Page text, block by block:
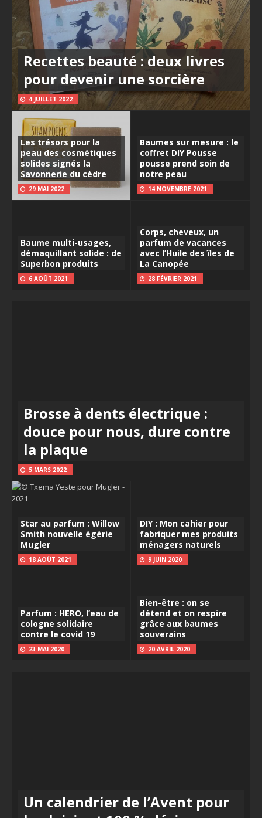
Recettes beauté : deux livres
pour devenir une sorcière
4 JUILLET 2022
Les trésors pour la
peau des cosmétiques
solides signés la
Savonnerie du cèdre
29 MAI 2022
Baumes sur mesure : le
coffret DIY Pousse
pousse prend soin de
notre peau
14 NOVEMBRE 2021
Baume multi-usages,
démaquillant solide : de
Superbon produits
6 AOÛT 2021
Corps, cheveux, un
parfum de vacances
avec l’Huile des îles de
La Canopée
28 FÉVRIER 2021
Brosse à dents électrique :
douce pour nous, dure contre
la plaque
5 MARS 2022
Star au parfum : Willow
Smith nouvelle égérie
Mugler
18 AOÛT 2021
DIY : Mon cahier pour
fabriquer mes produits
ménagers naturels
9 JUIN 2020
Parfum : HERO, l’eau de
cologne solidaire
contre le covid 19
23 MAI 2020
Bien-être : on se
détend et on respire
grâce aux baumes
souverains
20 AVRIL 2020
Un calendrier de l’Avent pour